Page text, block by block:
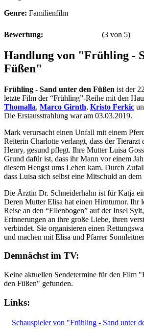
Genre: Familienfilm
Bewertung: (3 von 5)
Handlung von "Frühling -
Füßen"
Frühling - Sand unter den Füßen ist der
letzte Film der “Frühling”-Reihe mit den
Thomalla, Marco Girnth, Kristo Ferkic
Die Erstausstrahlung war am 03.03.2019.
Mark verursacht einen Unfall mit einem
Reiterin Charlotte verlangt, dass der Tierarzt
Henry, gesund pflegt. Ihre Mutter Luisa
Grund dafür ist, dass ihr Mann vor einem
diesem Hengst ums Leben kam. Durch
dass Luisa sich selbst eine Mitschuld an
Die Ärztin Dr. Schneiderhahn ist für Katja
Deren Mutter Elisa hat einen Hirntumor. Ihr
Reise an den “Ellenbogen” auf der Insel
Erinnerungen an ihre große Liebe, ihren
verbindet. Sie organisieren einen
und machen mit Elisa und Pfarrer
Demnächst im TV:
Keine aktuellen Sendetermine für den Film
den Füßen" gefunden.
Links:
Schauspieler von "Frühling - Sand unter